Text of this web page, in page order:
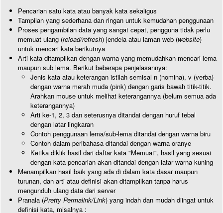
Pencarian satu kata atau banyak kata sekaligus
Tampilan yang sederhana dan ringan untuk kemudahan penggunaan
Proses pengambilan data yang sangat cepat, pengguna tidak perlu
memuat ulang (reload/refresh) jendela atau laman web (website)
untuk mencari kata berikutnya
Arti kata ditampilkan dengan warna yang memudahkan mencari lema
maupun sub lema. Berikut beberapa penjelasannya:
Jenis kata atau keterangan istilah semisal n (nomina), v (verba)
dengan warna merah muda (pink) dengan garis bawah titik-titik.
Arahkan mouse untuk melihat keterangannya (belum semua ada
keterangannya)
Arti ke-1, 2, 3 dan seterusnya ditandai dengan huruf tebal
dengan latar lingkaran
Contoh penggunaan lema/sub-lema ditandai dengan warna biru
Contoh dalam peribahasa ditandai dengan warna oranye
Ketika diklik hasil dari daftar kata "Memuat", hasil yang sesuai
dengan kata pencarian akan ditandai dengan latar warna kuning
Menampilkan hasil baik yang ada di dalam kata dasar maupun
turunan, dan arti atau definisi akan ditampilkan tanpa harus
mengunduh ulang data dari server
Pranala (Pretty Permalink/Link) yang indah dan mudah diingat untuk
definisi kata, misalnya :